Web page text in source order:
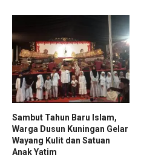
Sambut Tahun Baru Islam,
Warga Dusun Kuningan Gelar
Wayang Kulit dan Satuan
Anak Yatim